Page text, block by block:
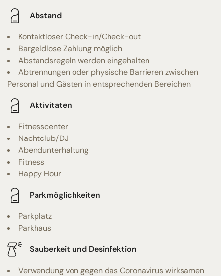
Abstand
Kontaktloser Check-in/Check-out
Bargeldlose Zahlung möglich
Abstandsregeln werden eingehalten
Abtrennungen oder physische Barrieren zwischen
Personal und Gästen in entsprechenden Bereichen
Aktivitäten
Fitnesscenter
Nachtclub/DJ
Abendunterhaltung
Fitness
Happy Hour
Parkmöglichkeiten
Parkplatz
Parkhaus
Sauberkeit und Desinfektion
Verwendung von gegen das Coronavirus wirksamen